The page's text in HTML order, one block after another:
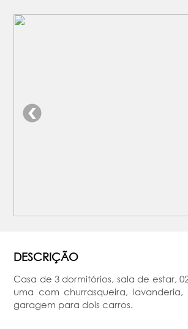
DESCRIÇÃO
Casa de 3 dormitórios, sala de estar,
uma com churrasqueira, lavanderia,
garagem para dois carros.